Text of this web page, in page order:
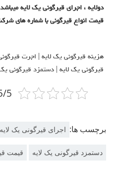
دولایه ، اجرای قیرگونی یک لایه
قیمت انواع قیرگونی با شماره های
هزینه قیرگونی یک لایه | اجرت
قیرگونی یک لایه | دستمزد قیرگونی یک
5/5 - (1
برچسب ها: اجرای قیرگونی یک لایه
دستمزد قیرگونی یک لایه قیمت